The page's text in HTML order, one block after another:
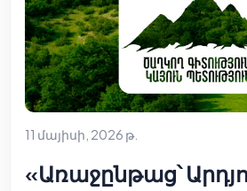
11 մայիսի, 2026 թ.
«Առաջընթաց՝